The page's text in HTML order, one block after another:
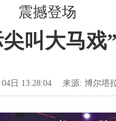
震撼登场
叫大马戏
日 13:28:04 来源: 博尔塔